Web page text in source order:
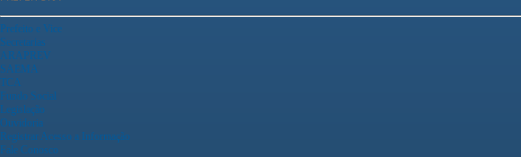
Prefeito e Vice
Secretarias
ARAPREV
SAEMA
TCA
Fundo Social
Legislação
Ouvidoria
Registrar Acesso a Informação
Fale Conosco